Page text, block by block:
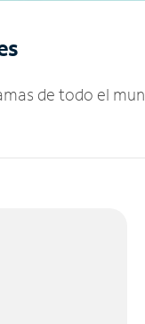
de todo el